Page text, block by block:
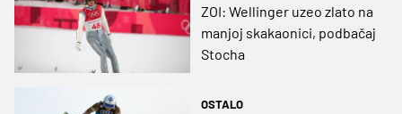
ZOI: Wellinger uzeo zlato na
manjoj skakaonici, podbačaj
Stocha
OSTALO